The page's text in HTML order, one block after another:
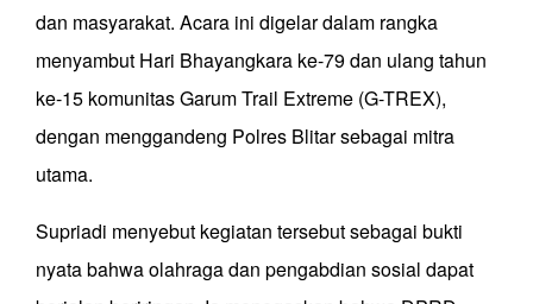
dan masyarakat. Acara ini digelar dalam rangka
menyambut Hari Bhayangkara ke-79 dan ulang tahun
ke-15 komunitas Garum Trail Extreme (G-TREX),
dengan menggandeng Polres Blitar sebagai mitra
utama.
Supriadi menyebut kegiatan tersebut sebagai bukti
nyata bahwa olahraga dan pengabdian sosial dapat